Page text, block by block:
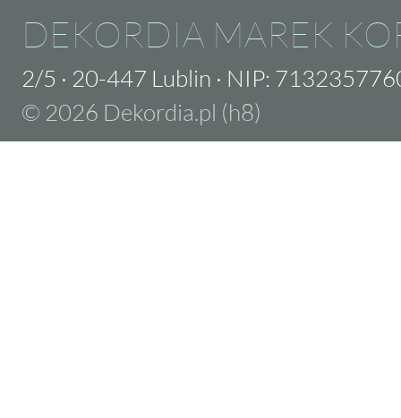
DEKORDIA MAREK
2/5 · 20-447 Lublin · NIP:
© 2026 Dekordia.pl (h8)